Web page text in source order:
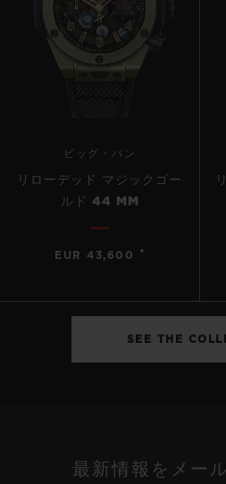
ビッグ・バン
リローデッド マジックゴー
ルド 44 MM
EUR 43,600 •
SEE THE
最新情報をメー